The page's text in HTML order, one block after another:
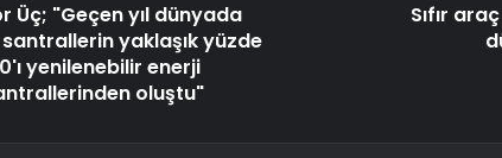
Üç; "Geçen yıl dünyada
yaklaşık yüzde
yenilenebilir enerji
oluştu"
Sıfır